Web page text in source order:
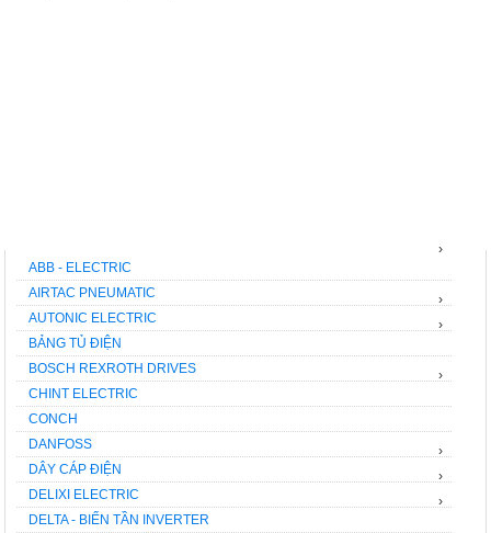
ABB - ELECTRIC
›
AIRTAC PNEUMATIC
AUTONIC ELECTRIC
›
BẢNG TỦ ĐIỆN
›
BOSCH REXROTH DRIVES
CHINT ELECTRIC
›
CONCH
DANFOSS
DÂY CÁP ĐIỆN
›
DELIXI ELECTRIC
›
DELTA - BIẾN TẦN INVERTER
›